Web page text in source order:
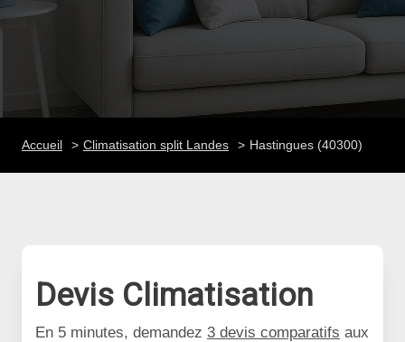
Accueil Climatisation split Landes Hastingues (40300)
Devis Climatisation
En 5 minutes, demandez 3 devis comparatifs aux